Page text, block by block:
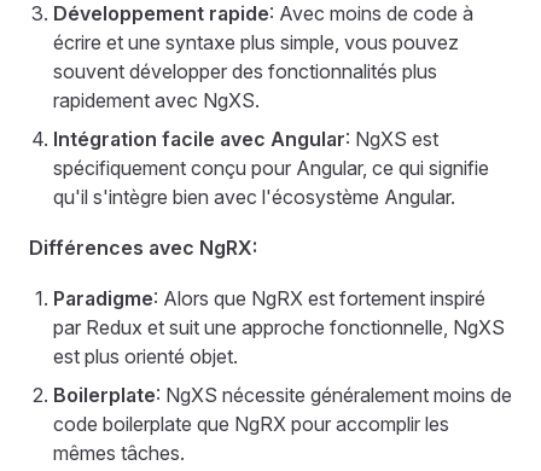
Développement rapide: Avec moins de code à
écrire et une syntaxe plus simple, vous pouvez
souvent développer des fonctionnalités plus
rapidement avec NgXS.
Intégration facile avec Angular: NgXS est
spécifiquement conçu pour Angular, ce qui signifie
qu'il s'intègre bien avec l'écosystème Angular.
Différences avec NgRX:
Paradigme: Alors que NgRX est fortement inspiré
par Redux et suit une approche fonctionnelle, NgXS
est plus orienté objet.
Boilerplate: NgXS nécessite généralement moins de
code boilerplate que NgRX pour accomplir les
mêmes tâches.